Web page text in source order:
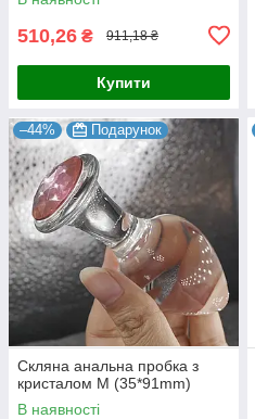
510,26 ₴ 911,18 ₴
Купити
–44% Подарунок
Скляна анальна пробка з
кристалом M (35*91mm)
В наявності